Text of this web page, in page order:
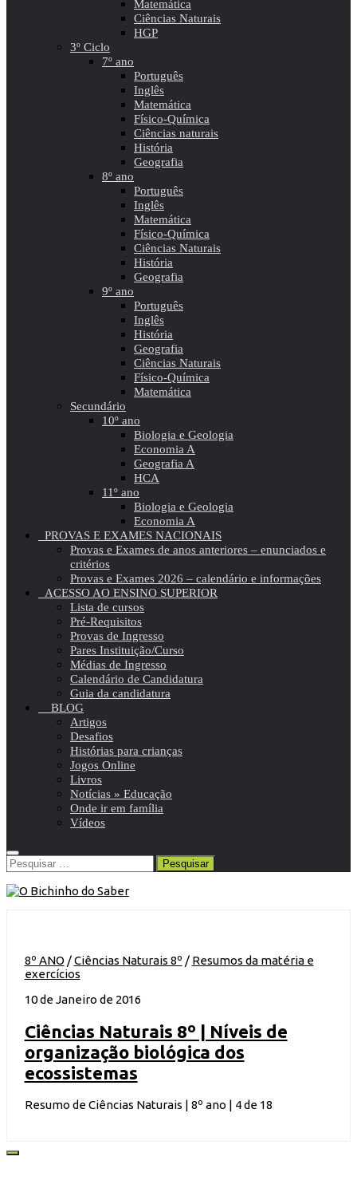
Matemática
Ciências Naturais
HGP
3º Ciclo
7º ano
Português
Inglês
Matemática
Físico-Química
Ciências naturais
História
Geografia
8º ano
Português
Inglês
Matemática
Físico-Química
Ciências Naturais
História
Geografia
9º ano
Português
Inglês
História
Geografia
Ciências Naturais
Físico-Química
Matemática
Secundário
10º ano
Biologia e Geologia
Economia A
Geografia A
HCA
11º ano
Biologia e Geologia
Economia A
PROVAS E EXAMES NACIONAIS
Provas e Exames de anos anteriores – enunciados e
critérios
Provas e Exames 2026 – calendário e informações
ACESSO AO ENSINO SUPERIOR
Lista de cursos
Pré-Requisitos
Provas de Ingresso
Pares Instituição/Curso
Médias de Ingresso
Calendário de Candidatura
Guia da candidatura
BLOG
Artigos
Desafios
Histórias para crianças
Jogos Online
Livros
Notícias » Educação
Onde ir em família
Vídeos
Pesquisar
por:
8º ANO /Ciências Naturais 8º / Resumos da matéria e
exercícios
10 de Janeiro de 2016
Ciências Naturais 8º | Níveis de
organização biológica dos
ecossistemas
Resumo de Ciências Naturais | 8º ano | 4 de 18